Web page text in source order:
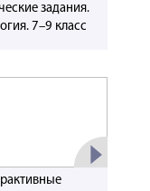
задания.
7–9 класс